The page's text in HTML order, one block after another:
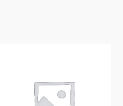
86,90€
hasta
98,40€